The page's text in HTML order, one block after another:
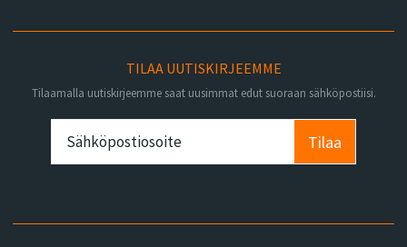
TILAA UUTISKIRJEEMME
Tilaamalla uutiskirjeemme saat uusimmat edut suoraan sähköpostiisi.
Tilaa